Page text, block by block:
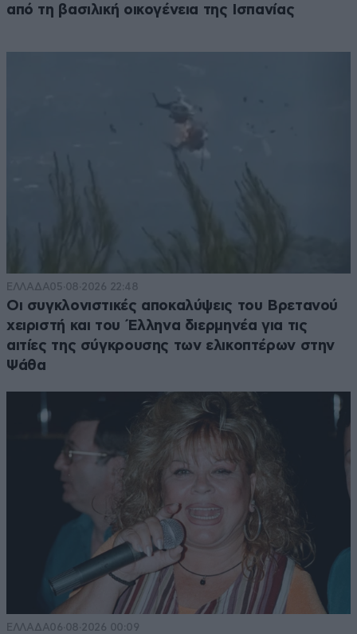
από τη βασιλική οικογένεια της Ισπανίας
ΕΛΛΑΔΑ05·08·2026 22:48
Οι συγκλονιστικές αποκαλύψεις του Βρετανού
χειριστή και του Έλληνα διερμηνέα για τις
αιτίες της σύγκρουσης των ελικοπτέρων στην
Ψάθα
ΕΛΛΑΔΑ06·08·2026 00:09